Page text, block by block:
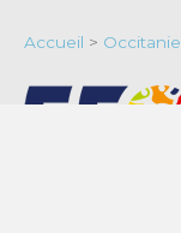
Accueil > Occitanie